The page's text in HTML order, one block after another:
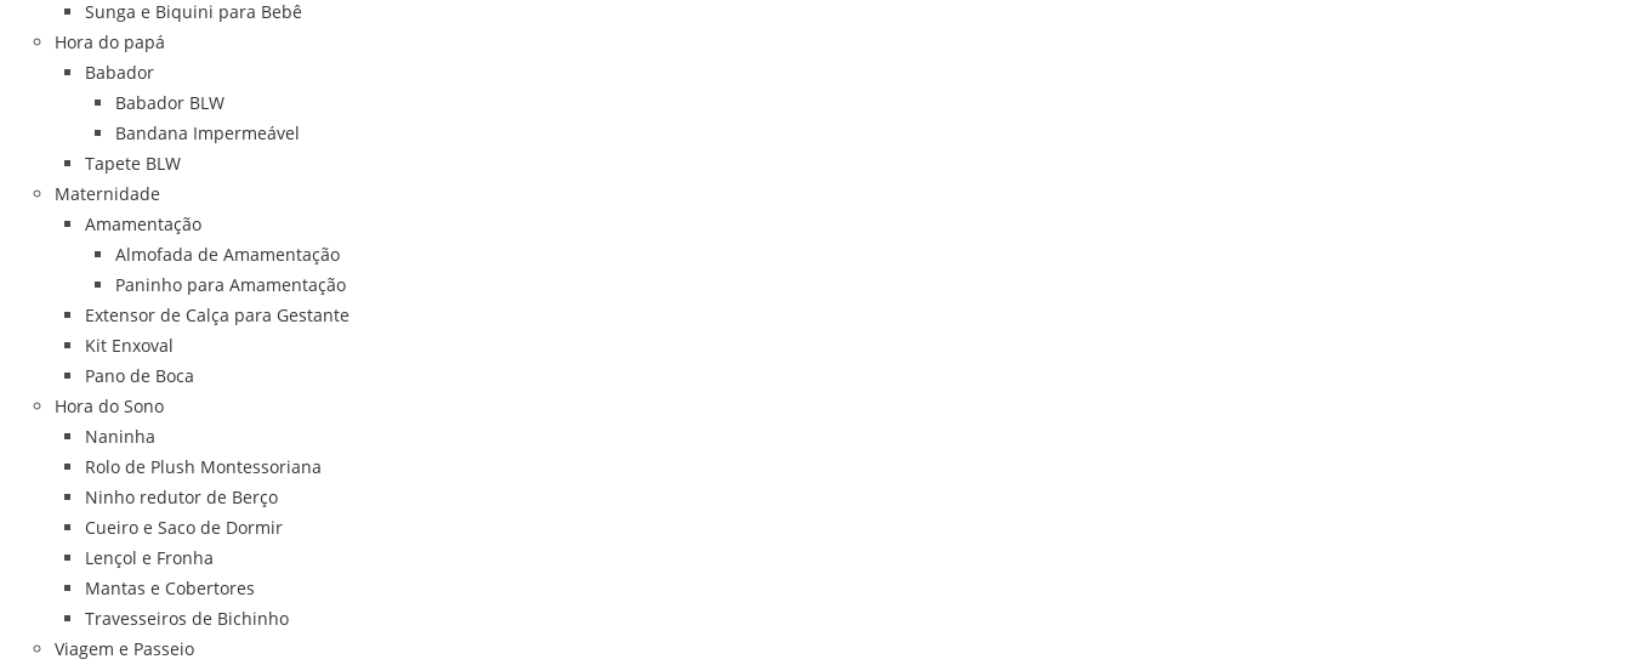
Sunga e Biquini para Bebê
Hora do papá
Babador
Babador BLW
Bandana Impermeável
Tapete BLW
Maternidade
Amamentação
Almofada de Amamentação
Paninho para Amamentação
Extensor de Calça para Gestante
Kit Enxoval
Pano de Boca
Hora do Sono
Naninha
Rolo de Plush Montessoriana
Ninho redutor de Berço
Cueiro e Saco de Dormir
Lençol e Fronha
Mantas e Cobertores
Travesseiros de Bichinho
Viagem e Passeio